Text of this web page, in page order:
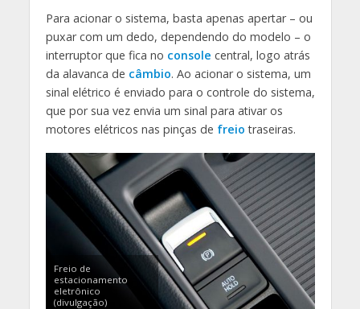
Para acionar o sistema, basta apenas apertar – ou
puxar com um dedo, dependendo do modelo – o
interruptor que fica no console central, logo atrás
da alavanca de câmbio. Ao acionar o sistema, um
sinal elétrico é enviado para o controle do sistema,
que por sua vez envia um sinal para ativar os
motores elétricos nas pinças de freio traseiras.
Freio de
estacionamento
eletrônico
(divulgação)